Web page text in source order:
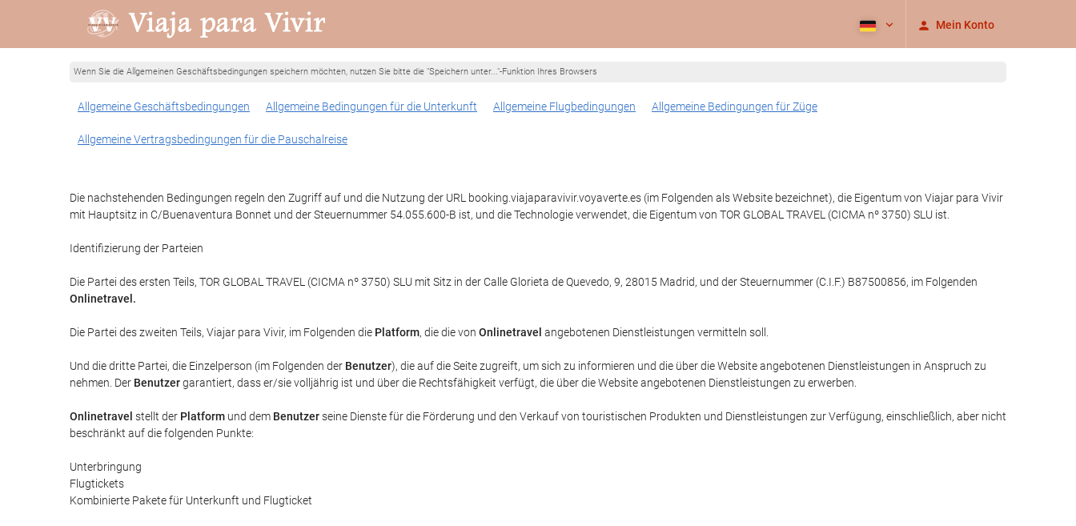
Mein Konto
Wenn Sie die Allgemeinen Geschäftsbedingungen speichern möchten, nutzen Sie bitte die "Speichern unter..."-Funktion Ihres Browsers
Allgemeine Geschäftsbedingungen Allgemeine Bedingungen für die Unterkunft Allgemeine Flugbedingungen Allgemeine Bedingungen für Züge
Allgemeine Vertragsbedingungen für die Pauschalreise
Die nachstehenden Bedingungen regeln den Zugriff auf und die Nutzung der URL booking.viajaparavivir.voyaverte.es (im Folgenden als Website bezeichnet), die Eigentum von Viajar para Vivir
mit Hauptsitz in C/Buenaventura Bonnet und der Steuernummer 54.055.600-B ist, und die Technologie verwendet, die Eigentum von TOR GLOBAL TRAVEL (CICMA nº 3750) SLU ist.
Identifizierung der Parteien
Die Partei des ersten Teils, TOR GLOBAL TRAVEL (CICMA nº 3750) SLU mit Sitz in der Calle Glorieta de Quevedo, 9, 28015 Madrid, und der Steuernummer (C.I.F.) B87500856, im Folgenden
Onlinetravel .
Die Partei des zweiten Teils, Viajar para Vivir, im Folgenden die Platform, die die von Onlinetravel angebotenen Dienstleistungen vermitteln soll.
Und die dritte Partei, die Einzelperson (im Folgenden der Benutzer), die auf die Seite zugreift, um sich zu informieren und die über die Website angebotenen Dienstleistungen in Anspruch zu
nehmen. Der Benutzergarantiert, dass er/sie volljährig ist und über die Rechtsfähigkeit verfügt, die über die Website angebotenen Dienstleistungen zu erwerben.
Onlinetravel stellt der Platform und dem Benutzerseine Dienste für die Förderung und den Verkauf von touristischen Produkten und Dienstleistungen zur Verfügung, einschließlich, aber nicht
beschränkt auf die folgenden Punkte:
Unterbringung
Flugtickets
Kombinierte Pakete für Unterkunft und Flugticket